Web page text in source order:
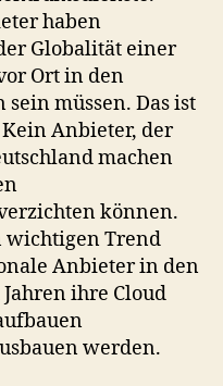
haben
Globalität einer
Ort in den
müssen. Das ist
Anbieter, der
machen
können.
wichtigen Trend
Anbieter in den
ihre Cloud
werden.